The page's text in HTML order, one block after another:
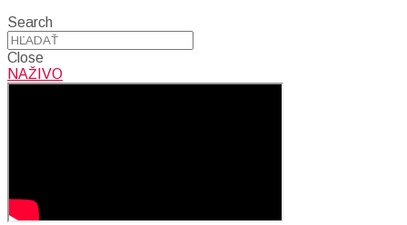
Search
Close
NAŽIVO